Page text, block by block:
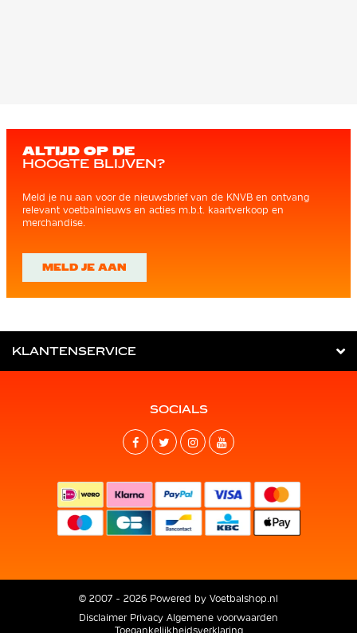
ALTIJD OP DE
HOOGTE BLIJVEN?
Meld je nu aan voor de nieuwsbrief van de KNVB en ontvang
relevant voetbalnieuws en acties m.b.t. kaartverkoop en
merchandise.
MELD JE AAN
KLANTENSERVICE
SOCIALS
© 2007 - 2026 Powered by Voetbalshop.nl
Disclaimer Privacy Algemene voorwaarden
Toegankelijkheidsverklaring